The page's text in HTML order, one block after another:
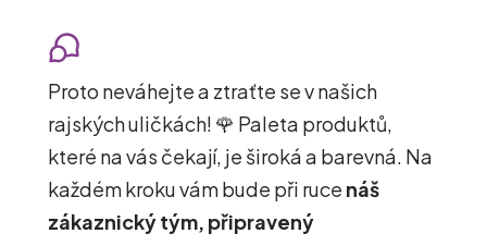
Proto neváhejte a ztraťte se v našich
rajských uličkách! 🌹 Paleta produktů,
které na vás čekají, je široká a barevná. Na
každém kroku vám bude při ruce náš
zákaznický tým, připravený